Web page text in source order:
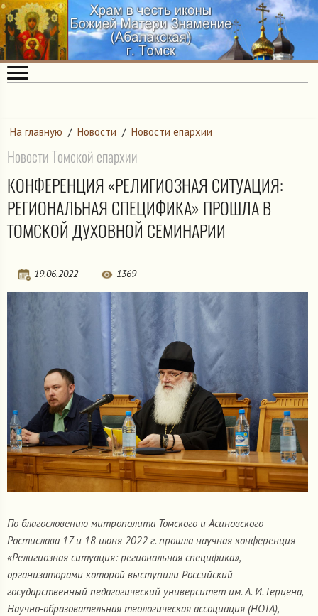
На главную / Новости / Новости епархии
Новости Томской епархии
КОНФЕРЕНЦИЯ «РЕЛИГИОЗНАЯ СИТУАЦИЯ:
РЕГИОНАЛЬНАЯ СПЕЦИФИКА» ПРОШЛА В
ТОМСКОЙ ДУХОВНОЙ СЕМИНАРИИ
19.06.2022 1369
По благословению митрополита Томского и Асиновского
Ростислава 17 и 18 июня 2022 г. прошла научная конференция
«Религиозная ситуация: региональная специфика»,
организаторами которой выступили Российский
государственный педагогический университет им. А. И. Герцена,
Научно-образовательная теологическая ассоциация (НОТА),